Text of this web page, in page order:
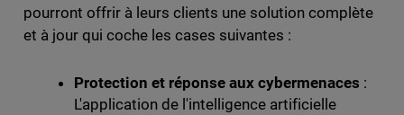
pourront offrir à leurs clients une solution complète
et à jour qui coche les cases suivantes :
Protection et réponse aux cybermenaces :
L'application de l'intelligence artificielle